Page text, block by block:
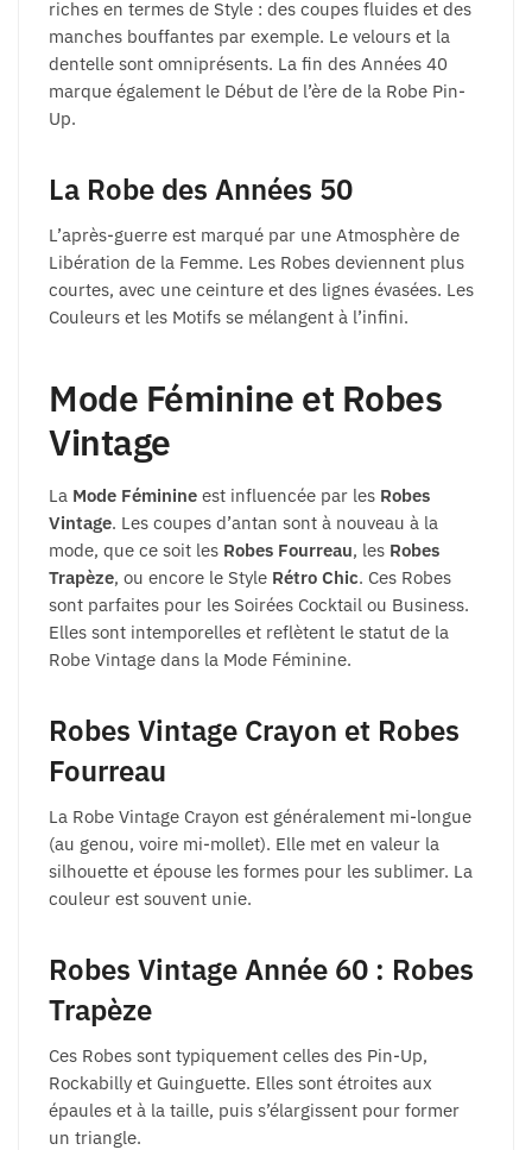
riches en termes de Style : des coupes fluides et des
manches bouffantes par exemple. Le velours et la
dentelle sont omniprésents. La fin des Années 40
marque également le Début de l’ère de la Robe Pin-
Up.
La Robe des Années 50
L’après-guerre est marqué par une Atmosphère de
Libération de la Femme. Les Robes deviennent plus
courtes, avec une ceinture et des lignes évasées. Les
Couleurs et les Motifs se mélangent à l’infini.
Mode Féminine et Robes
Vintage
La Mode Féminine est influencée par les Robes
Vintage. Les coupes d’antan sont à nouveau à la
mode, que ce soit les Robes Fourreau, les Robes
Trapèze, ou encore le Style Rétro Chic. Ces Robes
sont parfaites pour les Soirées Cocktail ou Business.
Elles sont intemporelles et reflètent le statut de la
Robe Vintage dans la Mode Féminine.
Robes Vintage Crayon et Robes
Fourreau
La Robe Vintage Crayon est généralement mi-longue
(au genou, voire mi-mollet). Elle met en valeur la
silhouette et épouse les formes pour les sublimer. La
couleur est souvent unie.
Robes Vintage Année 60 : Robes
Trapèze
Ces Robes sont typiquement celles des Pin-Up,
Rockabilly et Guinguette. Elles sont étroites aux
épaules et à la taille, puis s’élargissent pour former
un triangle.